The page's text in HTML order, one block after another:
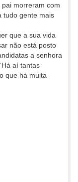
morreram com
tudo gente mais
que a sua vida
não está posto
a senhora
aí tantas
que há muita